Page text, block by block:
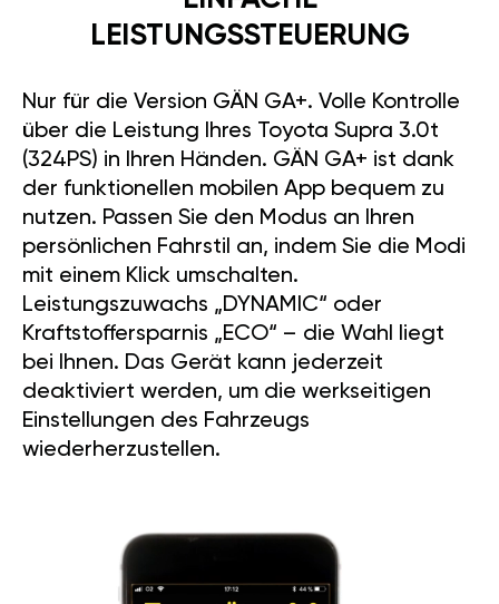
LEISTUNGSSTEUERUNG
Nur für die Version GÄN GA+. Volle Kontrolle
über die Leistung Ihres Toyota Supra 3.0t
(324PS) in Ihren Händen. GÄN GA+ ist dank
der funktionellen mobilen App bequem zu
nutzen. Passen Sie den Modus an Ihren
persönlichen Fahrstil an, indem Sie die Modi
mit einem Klick umschalten.
Leistungszuwachs „DYNAMIC“ oder
Kraftstoffersparnis „ECO“ – die Wahl liegt
bei Ihnen. Das Gerät kann jederzeit
deaktiviert werden, um die werkseitigen
Einstellungen des Fahrzeugs
wiederherzustellen.